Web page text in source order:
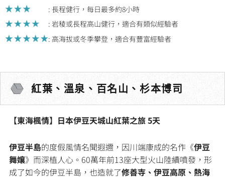
: 長程健行，每日最多約8小時
: 岩稜或長程高山健行，適合有類似經驗者
: 高海拔或冬季攀登，適合有豐富經驗者
紅葉、溫泉、百名山、杉本博司
【東海楓情】日本伊豆天城山紅葉之旅 5天
伊豆半島的度假風情名聞遐邇，因川端康成的名作《伊豆
舞孃》而深植人心。60萬年前13座大型火山陸續噴發，形
成了如今的伊豆半島，也造就了修善寺、 伊豆高原、熱海